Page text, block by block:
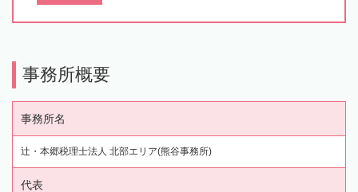
事務所概要
事務所名
辻・本郷税理士法人 北部エリア(熊谷事務所)
代表